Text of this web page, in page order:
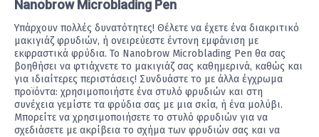
Nanobrow Microblading Pen
Υπάρχουν πολλές δυνατότητες! Θέλετε να έχετε ένα διακριτικό
μακιγιάζ φρυδιών, ή ονειρεύεστε έντονη εμφάνιση με
εκφραστικά φρύδια. Το Nanobrow Microblading Pen θα σας
βοηθήσει να φτιάχνετε το μακιγιάζ σας καθημερινά, καθώς και
για ιδιαίτερες περιστάσεις! Συνδυάστε το με άλλα έγχρωμα
προϊόντα: χρησιμοποιήστε ένα στυλό φρυδιών και στη
συνέχεια γεμίστε τα φρύδια σας με μια σκία, ή ένα μολύβι.
Μπορείτε να χρησιμοποιήσετε το στυλό φρυδιών για να
σχεδιάσετε με ακρίβεια το σχήμα των φρυδιών σας και να